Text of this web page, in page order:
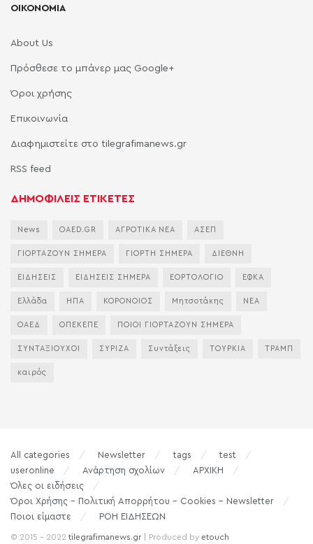
ΟΙΚΟΝΟΜΙΑ
About Us
Πρόσθεσε το μπάνερ μας Google+
Όροι χρήσης
Επικοινωνία
Διαφημιστείτε στο tilegrafimanews.gr
RSS feed
ΔΗΜΟΦΙΛΕΙΣ ΕΤΙΚΕΤΕΣ
News OAED.GR ΑΓΡΟΤΙΚΑ ΝΕΑ ΑΣΕΠ
ΓΙΟΡΤΑΖΟΥΝ ΣΗΜΕΡΑ ΓΙΟΡΤΗ ΣΗΜΕΡΑ ΔΙΕΘΝΗ
ΕΙΔΗΣΕΙΣ ΕΙΔΗΣΕΙΣ ΣΗΜΕΡΑ ΕΟΡΤΟΛΟΓΙΟ ΕΦΚΑ
Ελλάδα ΗΠΑ ΚΟΡΟΝΟΙΟΣ Μητσοτάκης ΝΕΑ
ΟΑΕΔ ΟΠΕΚΕΠΕ ΠΟΙΟΙ ΓΙΟΡΤΑΖΟΥΝ ΣΗΜΕΡΑ
ΣΥΝΤΑΞΙΟΥΧΟΙ ΣΥΡΙΖΑ Συντάξεις ΤΟΥΡΚΙΑ ΤΡΑΜΠ
καιρός
All categories Newsletter tags
test
useronline
Ανάρτηση σχολίων
ΑΡΧΙΚΗ
Όλες οι ειδήσεις
Όροι Χρήσης – Πολιτική Απορρήτου – Cookies – Newsletter
Ποιοι είμαστε
ΡΟΗ ΕΙΔΗΣΕΩΝ
© 2015 - 2022 tilegrafimanews.gr| Produced by etouch